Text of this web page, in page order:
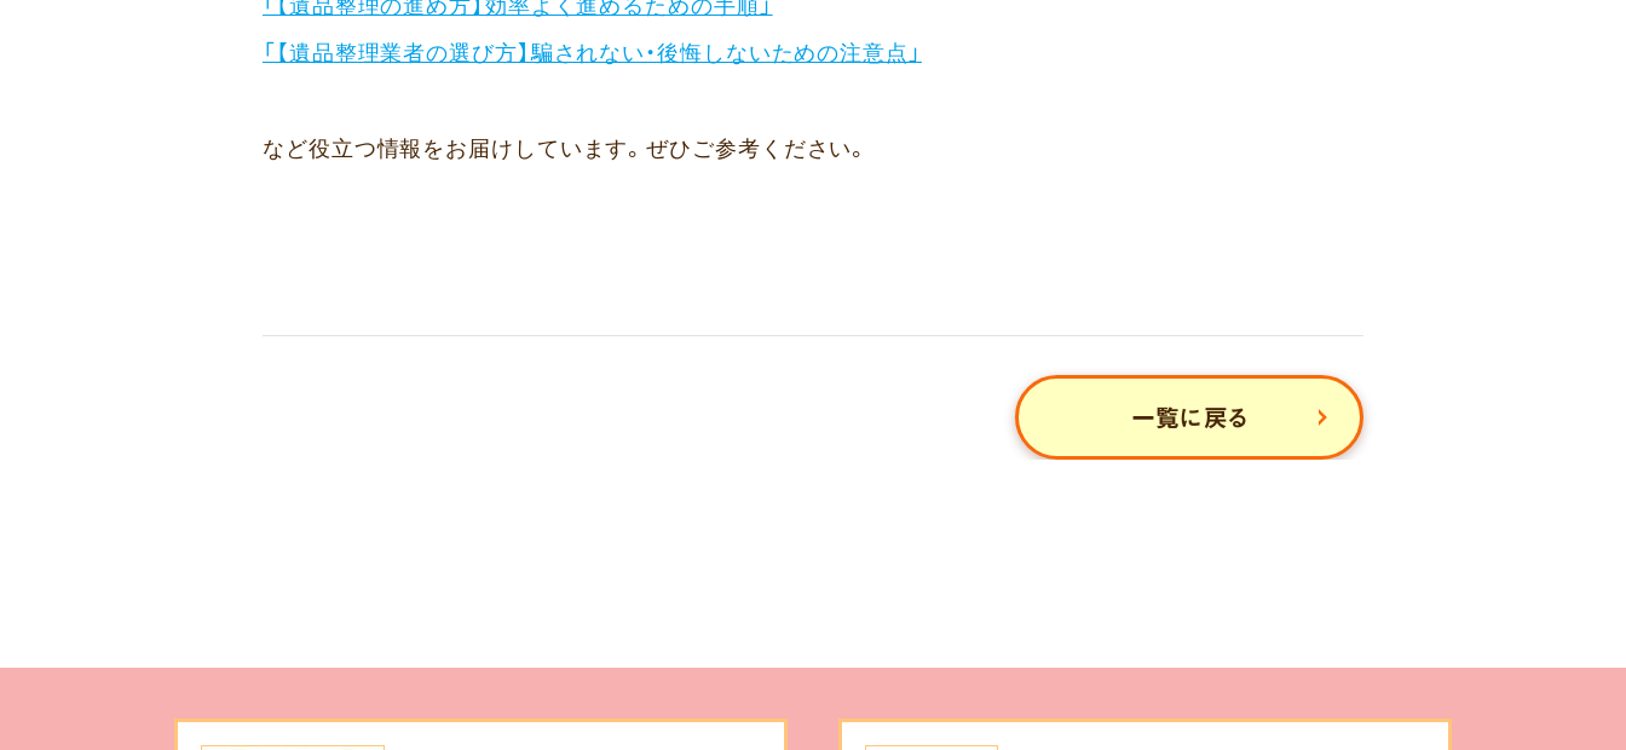
「【遺品整理の進め方】効率よく進めるための手順」
「【遺品整理業者の選び方】騙されない・後悔しないための注意点」
など役立つ情報をお届けしています。ぜひご参考ください。
一覧に戻る